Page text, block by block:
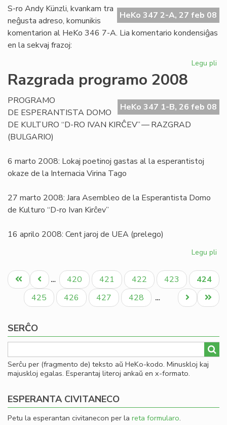
HeKo 347 2-A, 27 feb 08
S-ro Andy Künzli, kvankam tra
neĝusta adreso, komunikis
komentarion al HeKo 346 7-A. Lia komentario kondensiĝas
en la sekvaj frazoj:
Legu pli
la
Razgrada programo 2008
HeKo 347 1-B, 26 feb 08
PROGRAMO
DE ESPERANTISTA DOMO
DE KULTURO “D-RO IVAN KIRĈEV” — RAZGRAD
(BULGARIO)
6 marto 2008: Lokaj poetinoj gastas al la esperantistoj
okaze de la Internacia Virina Tago
27 marto 2008: Jara Asembleo de la Esperantista Domo
de Kulturo “D-ro Ivan Kirĉev”
16 aprilo 2008: Cent jaroj de UEA (prelego)
Legu pli
Pagination
Unua
paĝo
Antaŭa
paĝo
… Paĝo
420 Paĝo
421 Paĝo
422 Paĝo
423
Aktuala
paĝo
424
Paĝo
425 Paĝo
426 Paĝo
427 Paĝo
428 …
Last
page
Next
page
SERĈO
Serĉu per (fragmento de) teksto aŭ HeKo-kodo. Minuskloj kaj
majuskloj egalas. Esperantaj literoj ankaŭ en x-formato.
ESPERANTA CIVITANECO
Petu la esperantan civitanecon per la reta formularo.